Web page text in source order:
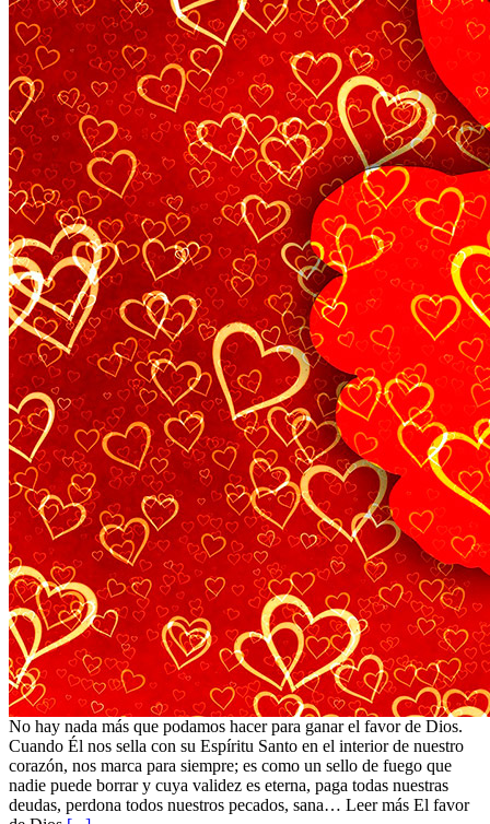
No hay nada más que podamos hacer para ganar el favor de Dios.
Cuando Él nos sella con su Espíritu Santo en el interior de nuestro
corazón, nos marca para siempre; es como un sello de fuego que
nadie puede borrar y cuya validez es eterna, paga todas nuestras
deudas, perdona todos nuestros pecados, sana… Leer más El favor